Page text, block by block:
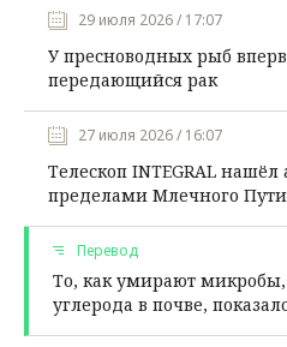
29 июля 2026 / 17:07
У пресноводных рыб
передающийся рак
27 июля 2026 / 16:07
Телескоп INTEGRAL
пределами Млечного Пути
Перевод
То, как умирают
углерода в почве,